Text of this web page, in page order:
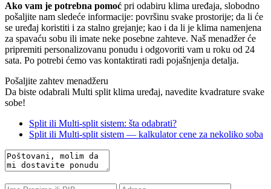
Ako vam je potrebna pomoć pri odabiru klima uređaja, slobodno
pošaljite nam sledeće informacije: površinu svake prostorije; da li će
se uređaj koristiti i za stalno grejanje; kao i da li je klima namenjena
za spavaću sobu ili imate neke posebne zahteve. Naš menadžer će
pripremiti personalizovanu ponudu i odgovoriti vam u roku od 24
sata. Po potrebi ćemo vas kontaktirati radi pojašnjenja detalja.
Pošaljite zahtev menadžeru
Da biste odabrali Multi split klima uređaj, navedite kvadrature svake
sobe!
Split ili Multi-split sistem: šta odabrati?
Split ili Multi-split sistem — kalkulator cene za nekoliko soba